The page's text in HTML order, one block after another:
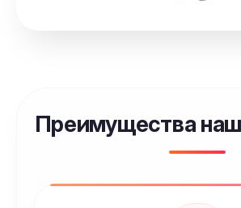
Преимущества